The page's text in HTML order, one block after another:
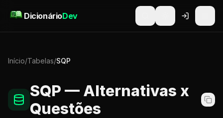
DicionárioDev
Início/Tabelas/SQP
SQP — Alternativas x
Questões